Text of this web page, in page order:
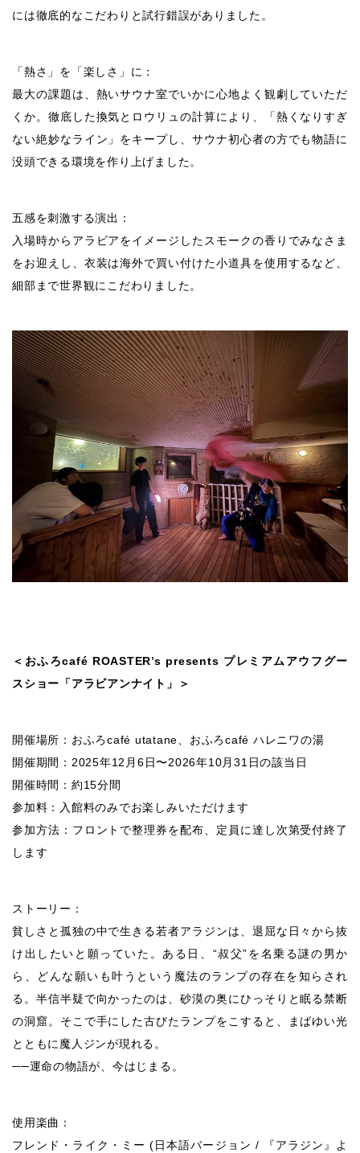
には徹底的なこだわりと試行錯誤がありました。
「熱さ」を「楽しさ」に：
最大の課題は、熱いサウナ室でいかに心地よく観劇していただ
くか。徹底した換気とロウリュの計算により、「熱くなりすぎ
ない絶妙なライン」をキープし、サウナ初心者の方でも物語に
没頭できる環境を作り上げました。
五感を刺激する演出：
入場時からアラビアをイメージしたスモークの香りでみなさま
をお迎えし、衣装は海外で買い付けた小道具を使用するなど、
細部まで世界観にこだわりました。
＜おふろcafé ROASTER’s presents プレミアムアウフグー
スショー「アラビアンナイト」＞
開催場所：おふろcafé utatane、おふろcafé ハレニワの湯
開催期間：2025年12月6日〜2026年10月31日の該当日
開催時間：約15分間
参加料：入館料のみでお楽しみいただけます
参加方法：フロントで整理券を配布、定員に達し次第受付終了
します
ストーリー：
貧しさと孤独の中で生きる若者アラジンは、退屈な日々から抜
け出したいと願っていた。ある日、“叔父”を名乗る謎の男か
ら、どんな願いも叶うという魔法のランプの存在を知らされ
る。半信半疑で向かったのは、砂漠の奥にひっそりと眠る禁断
の洞窟。そこで手にした古びたランプをこすると、まばゆい光
とともに魔人ジンが現れる。
──運命の物語が、今はじまる。
使用楽曲：
フレンド・ライク・ミー (日本語バージョン / 『アラジン』よ